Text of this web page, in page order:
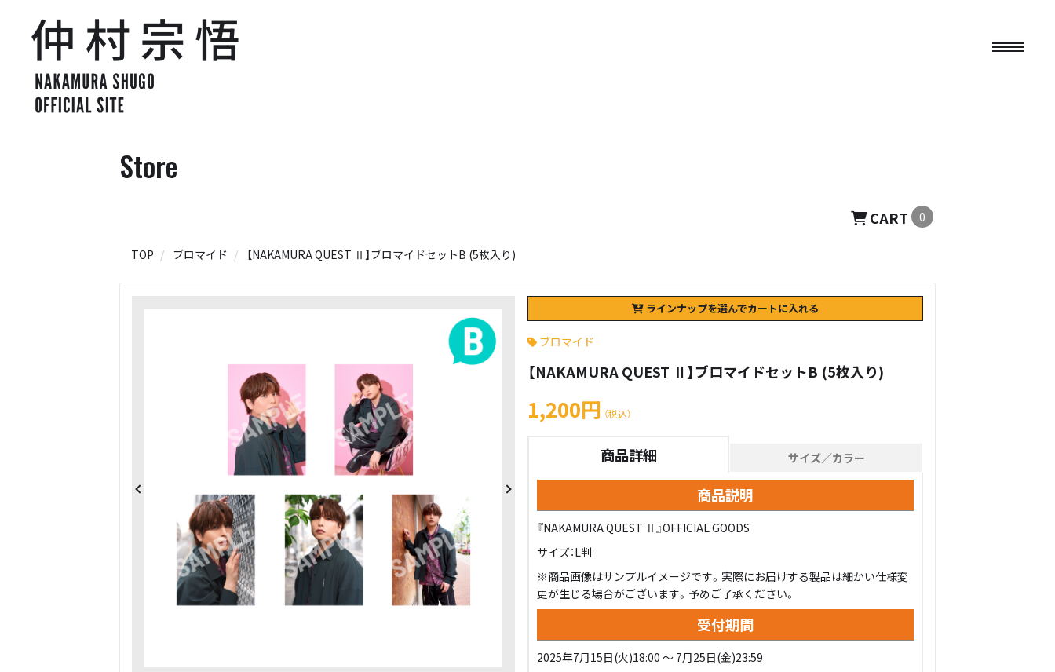
Store
CART 0
TOP ブロマイド 【NAKAMURA QUEST Ⅱ】ブロマイドセットB (5枚入り)
ラインナップを選んでカートに入れる
ブロマイド
【NAKAMURA QUEST Ⅱ】ブロマイドセットB (5枚入り)
1,200円 （税込）
商品詳細 サイズ／カラー
商品説明
『NAKAMURA QUEST Ⅱ』OFFICIAL GOODS
サイズ：L判
※商品画像はサンプルイメージです。実際にお届けする製品は細かい仕様変
更が生じる場合がございます。予めご了承ください。
受付期間
2025年7月15日(火)18:00 ～ 7月25日(金)23:59